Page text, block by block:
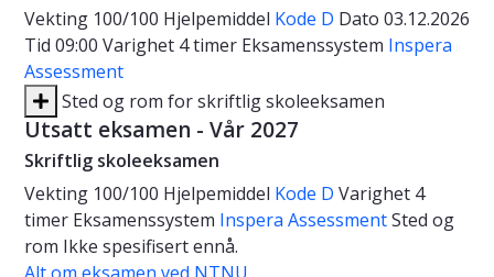
Vekting 100/100 Hjelpemiddel Kode D Dato 03.12.2026
Tid 09:00 Varighet 4 timer Eksamenssystem Inspera
Assessment
Sted og rom for skriftlig skoleeksamen
Utsatt eksamen - Vår 2027
Skriftlig skoleeksamen
Vekting 100/100 Hjelpemiddel Kode D Varighet 4
timer Eksamenssystem Inspera AssessmentSted og
rom Ikke spesifisert ennå.